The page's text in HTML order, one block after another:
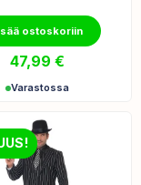
ostoskoriin
47,99 €
Varastossa